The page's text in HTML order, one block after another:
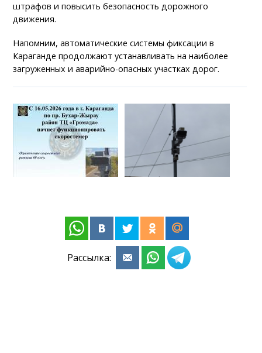
штрафов и повысить безопасность дорожного
движения.
Напомним, автоматические системы фиксации в
Караганде продолжают устанавливать на наиболее
загруженных и аварийно-опасных участках дорог.
Рассылка: